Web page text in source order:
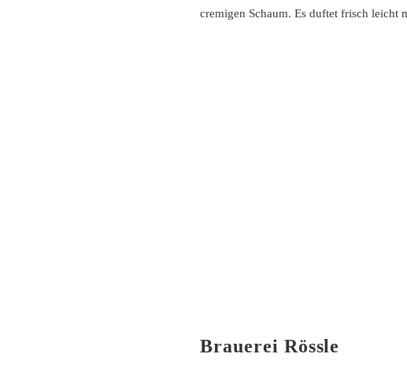
cremigen Schaum. Es duftet frisch leicht
Brauerei Rössle